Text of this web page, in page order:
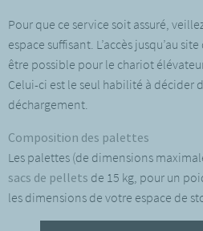
Pour que ce service soit assuré,
espace suffisant. L’accès jusqu’au
être possible pour le chariot
Celui-ci est le seul habilité à décider
déchargement.
Composition des palettes
Les palettes (de dimensions
sacs de pellets de 15 kg, pour un
les dimensions de votre espace de